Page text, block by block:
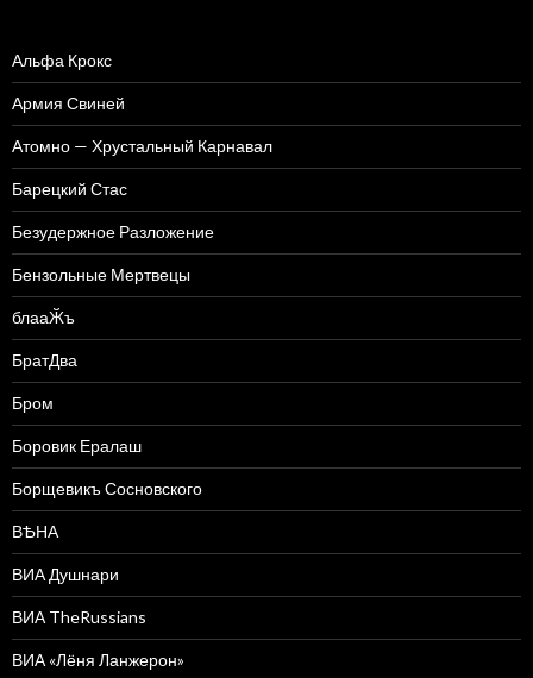
Альфа Крокс
Армия Свиней
Атомно — Хрустальный Карнавал
Барецкий Стас
Безудержное Разложение
Бензольные Мертвецы
блааӁъ
БратДва
Бром
Боровик Ералаш
Борщевикъ Сосновского
ВѢНА
ВИА Душнари
ВИА TheRussians
ВИА «Лёня Ланжерон»